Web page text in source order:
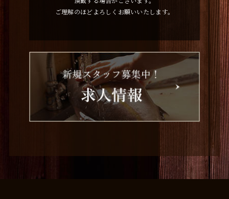
ご理解のほどよろしくお願いいたします。